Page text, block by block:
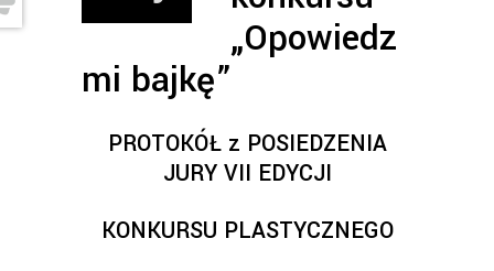
„Opowiedz
mi bajkę”
PROTOKÓŁ z POSIEDZENIA
JURY VII EDYCJI
KONKURSU PLASTYCZNEGO